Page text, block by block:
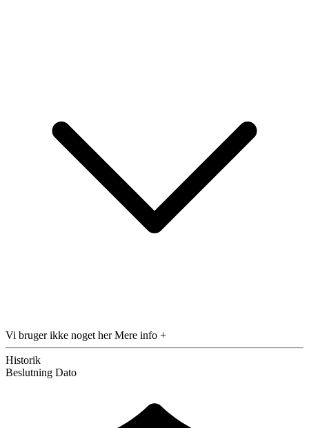
Vi bruger ikke noget herMere info +
Historik
Beslutning Dato